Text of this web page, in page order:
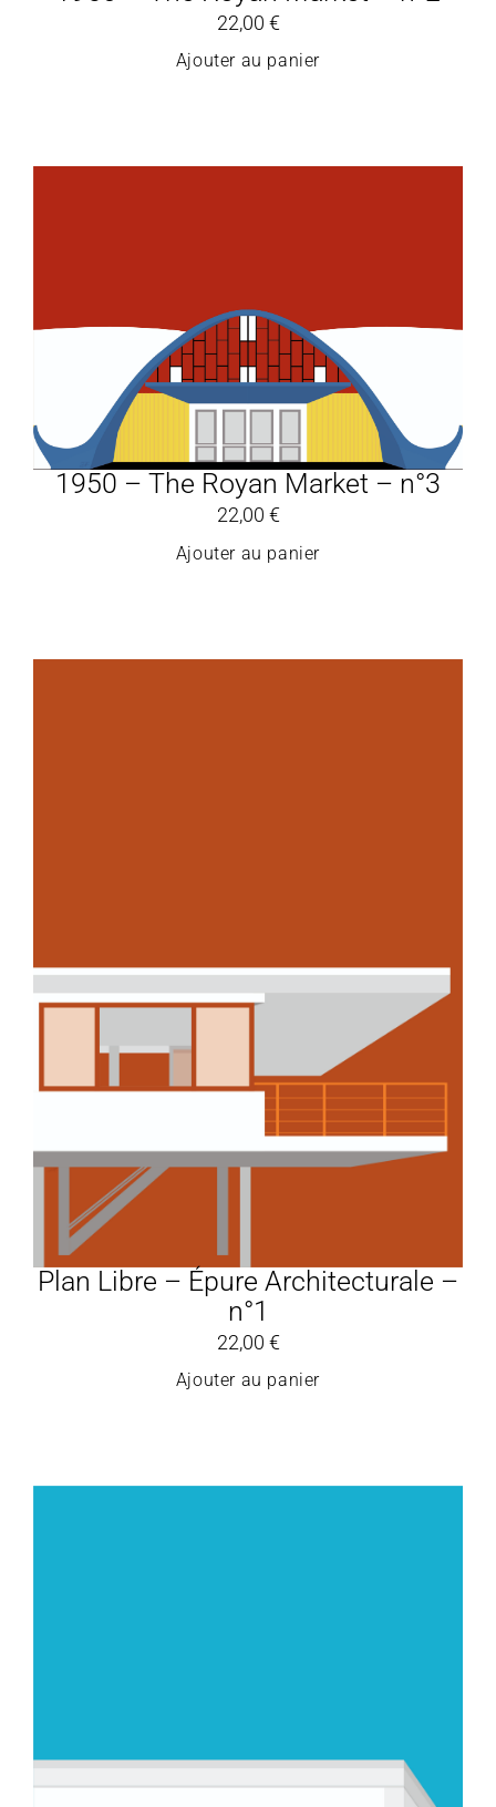
22,00 €
Ajouter au panier
1950 – The Royan Market – n°3
22,00 €
Ajouter au panier
Plan Libre – Épure Architecturale –
n°1
22,00 €
Ajouter au panier